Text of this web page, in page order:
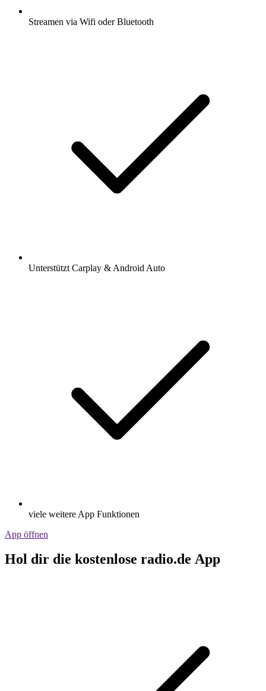
Streamen via Wifi oder Bluetooth
Unterstützt Carplay & Android Auto
viele weitere App Funktionen
App öffnen
Hol dir die kostenlose radio.de App